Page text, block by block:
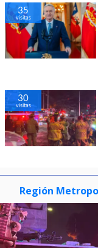
35
visitas
30
visitas
0
visitas